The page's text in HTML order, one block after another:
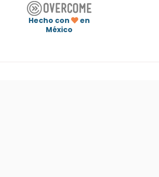
Hecho con
en
México